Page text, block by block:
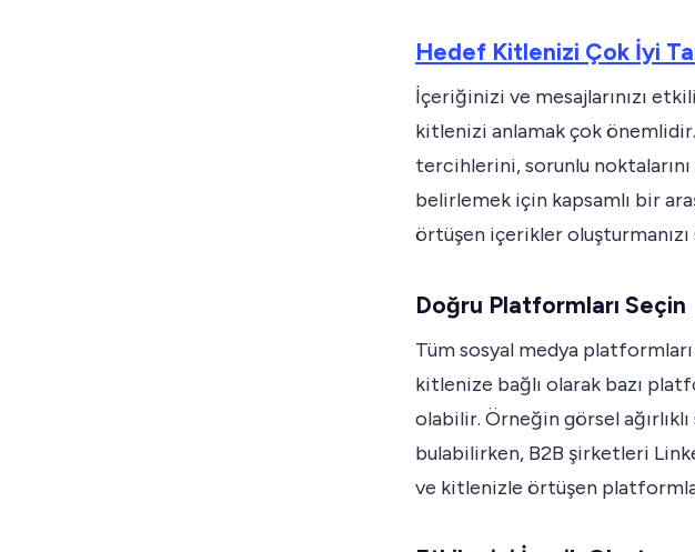
Hedef Kitlenizi Çok İyi
İçeriğinizi ve mesajlarınızı
kitlenizi anlamak çok
tercihlerini, sorunlu noktalarını
belirlemek için kapsamlı bir
örtüşen içerikler oluşturmanızı
Doğru Platformları Seçin
Tüm sosyal medya
kitlenize bağlı olarak bazı
olabilir. Örneğin görsel
bulabilirken, B2B şirketleri
ve kitlenizle örtüşen